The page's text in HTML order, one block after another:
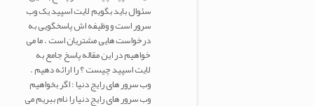
سئوال باید بگویم لایت اسپید یک وب
سرور است و وظیفه اش پاسخگویی به
درخواست هایی مشتریان است . ما می
خواهیم در این مقاله پاسخ جامع به
لایت اسپید چیست ؟ را ارائه دهیم .
وب سرور های رایج دنیا : اگر بخواهیم
وب سرور های رایج دنیا را نام ببریم می